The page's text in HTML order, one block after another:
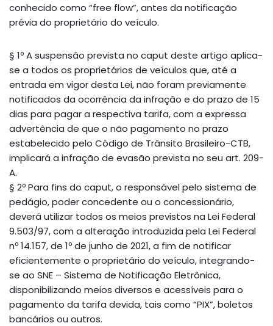
conhecido como “free flow”, antes da notificação
prévia do proprietário do veículo.
§ 1º A suspensão prevista no caput deste artigo aplica-
se a todos os proprietários de veículos que, até a
entrada em vigor desta Lei, não foram previamente
notificados da ocorrência da infração e do prazo de 15
dias para pagar a respectiva tarifa, com a expressa
advertência de que o não pagamento no prazo
estabelecido pelo Código de Trânsito Brasileiro-CTB,
implicará a infração de evasão prevista no seu art. 209-
A.
§ 2º Para fins do caput, o responsável pelo sistema de
pedágio, poder concedente ou o concessionário,
deverá utilizar todos os meios previstos na Lei Federal
9.503/97, com a alteração introduzida pela Lei Federal
nº 14.157, de 1º de junho de 2021, a fim de notificar
eficientemente o proprietário do veículo, integrando-
se ao SNE – Sistema de Notificação Eletrônica,
disponibilizando meios diversos e acessíveis para o
pagamento da tarifa devida, tais como “PIX”, boletos
bancários ou outros.